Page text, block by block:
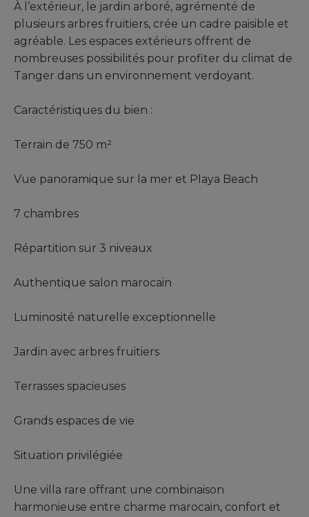
À l’extérieur, le jardin arboré, agrémenté de
plusieurs arbres fruitiers, crée un cadre paisible et
agréable. Les espaces extérieurs offrent de
nombreuses possibilités pour profiter du climat de
Tanger dans un environnement verdoyant.
Caractéristiques du bien :
Terrain de 750 m²
Vue panoramique sur la mer et Playa Beach
7 chambres
Répartition sur 3 niveaux
Authentique salon marocain
Luminosité naturelle exceptionnelle
Jardin avec arbres fruitiers
Terrasses spacieuses
Grands espaces de vie
Situation privilégiée
Une villa rare offrant une combinaison
harmonieuse entre charme marocain, confort et